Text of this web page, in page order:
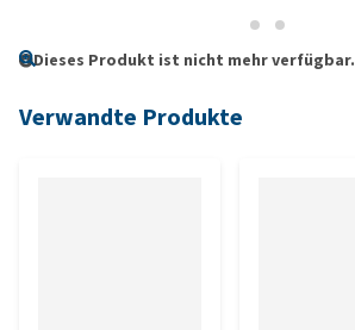
Dieses Produkt ist nicht mehr verfügbar.
Verwandte Produkte